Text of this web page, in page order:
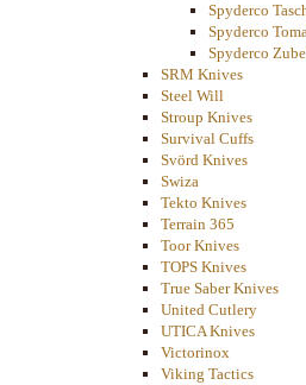
Spyderco
Spyderco
Spyderco
SRM Knives
Steel Will
Stroup Knives
Survival Cuffs
Svörd Knives
Swiza
Tekto Knives
Terrain 365
Toor Knives
TOPS Knives
True Saber Knives
United Cutlery
UTICA Knives
Victorinox
Viking Tactics